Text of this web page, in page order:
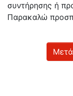
Ανοιχτά
Δεδομένα
συντήρησης ή
Παρακαλώ